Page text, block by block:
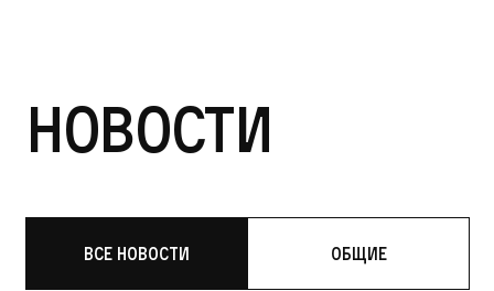
Новости
Все новости Общие